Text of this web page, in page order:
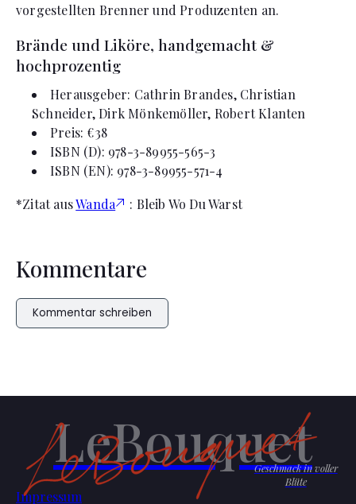
vorgestellten Brenner und Produzenten an.
Brände und Liköre, handgemacht &
hochprozentig
Herausgeber: Cathrin Brandes, Christian
Schneider, Dirk Mönkemöller, Robert Klanten
Preis: € 38
ISBN (D): 978-3-89955-565-3
ISBN (EN): 978-3-89955-571-4
*Zitat ausWanda : Bleib Wo Du Warst
Kommentare
Kommentar schreiben
LeBouquet
Geschmack in voller
Blüte
Impressum